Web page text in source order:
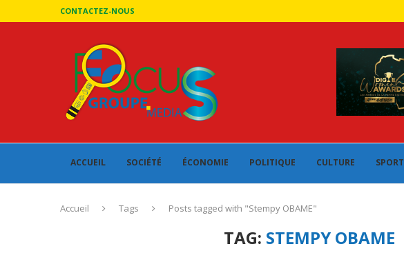
CONTACTEZ-NOUS
ACCUEIL SOCIÉTÉ ÉCONOMIE POLITIQUE CULTURE SPORT
Accueil Tags Posts tagged with "Stempy OBAME"
TAG: STEMPY OBAME